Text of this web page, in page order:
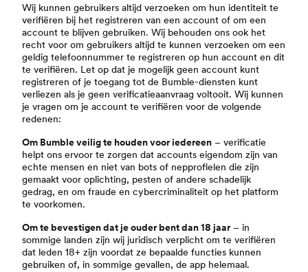
Wij kunnen gebruikers altijd verzoeken om hun identiteit te
verifiëren bij het registreren van een account of om een
account te blijven gebruiken. Wij behouden ons ook het
recht voor om gebruikers altijd te kunnen verzoeken om een
geldig telefoonnummer te registreren op hun account en dit
te verifiëren. Let op dat je mogelijk geen account kunt
registreren of je toegang tot de Bumble-diensten kunt
verliezen als je geen verificatieaanvraag voltooit. Wij kunnen
je vragen om je account te verifiëren voor de volgende
redenen:
Om Bumble veilig te houden voor iedereen – verificatie
helpt ons ervoor te zorgen dat accounts eigendom zijn van
echte mensen en niet van bots of nepprofielen die zijn
gemaakt voor oplichting, pesten of andere schadelijk
gedrag, en om fraude en cybercriminaliteit op het platform
te voorkomen.
Om te bevestigen dat je ouder bent dan 18 jaar– in
sommige landen zijn wij juridisch verplicht om te verifiëren
dat leden 18+ zijn voordat ze bepaalde functies kunnen
gebruiken of, in sommige gevallen, de app helemaal.